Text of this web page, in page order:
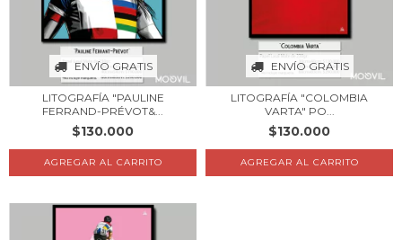
ENVÍO GRATIS
LITOGRAFÍA "PAULINE
FERRAND-PRÉVOT&...
$130.000
AGREGAR AL CARRITO
ENVÍO GRATIS
LITOGRAFÍA "COLOMBIA
VARTA" PO...
$130.000
AGREGAR AL CARRITO